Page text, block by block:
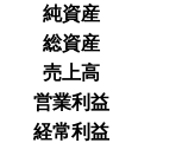
純資産
総資産
売上高
営業利益
経常利益